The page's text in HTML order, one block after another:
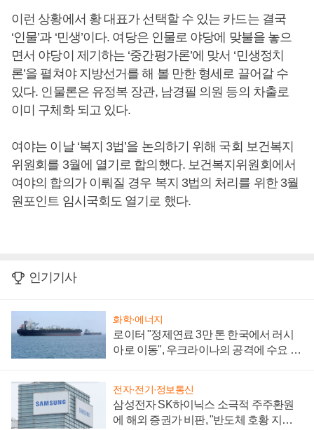
이런 상황에서 황 대표가 선택할 수 있는 카드는 결국
‘인물’과 ‘민생’이다. 여당은 인물로 야당에 맞불을 놓으
면서 야당이 제기하는 ‘중간평가론’에 맞서 ‘민생정치
론’을 펼쳐야 지방선거를 해 볼 만한 형세로 끌어갈 수
있다. 인물론은 유정복 장관, 남경필 의원 등의 차출로
이미 구체화 되고 있다.
여야는 이날 ‘복지 3법’을 논의하기 위해 국회 보건복지
위원회를 3월에 열기로 합의했다. 보건복지위원회에서
여야의 합의가 이뤄질 경우 복지 3법의 처리를 위한 3월
원포인트 임시국회도 열기로 했다.
인기기사
화학·에너지
로이터 "정제연료 3만 톤 한국에서 러시
아로 이동", 우크라이나의 공격에 수요 늘
전자·전기·정보통신
삼성전자 SK하이닉스 소극적 주주환원
에 해외 증권가 비판, "반도체 호황 지속